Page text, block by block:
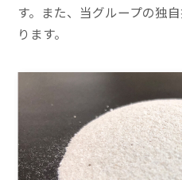
す。また、当グループの独
ります。